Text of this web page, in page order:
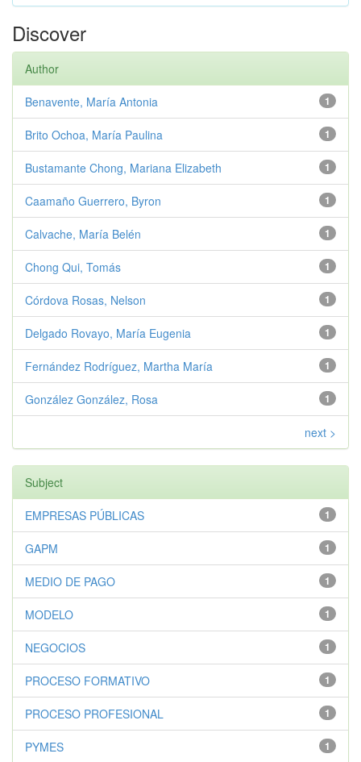
Discover
Author
1
Benavente, María Antonia
1
Brito Ochoa, María Paulina
1
Bustamante Chong, Mariana Elizabeth
1
Caamaño Guerrero, Byron
1
Calvache, María Belén
1
Chong Qui, Tomás
1
Córdova Rosas, Nelson
1
Delgado Rovayo, María Eugenia
1
Fernández Rodríguez, Martha María
1
González González, Rosa
next >
Subject
1
EMPRESAS PÚBLICAS
1
GAPM
1
MEDIO DE PAGO
1
MODELO
1
NEGOCIOS
1
PROCESO FORMATIVO
1
PROCESO PROFESIONAL
1
PYMES